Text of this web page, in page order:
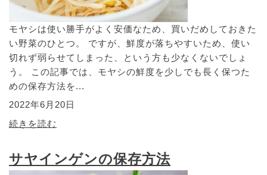
モヤシは使い勝手がよく安価なため、買いだめしておきた
い野菜のひとつ。 ですが、鮮度が落ちやすいため、使い
切れず弱らせてしまった、という方も少なくないでしょ
う。 この記事では、モヤシの鮮度を少しでも長く保つた
めの保存方法を...
2022年6月20日
続きを読む
サヤインゲンの保存方法